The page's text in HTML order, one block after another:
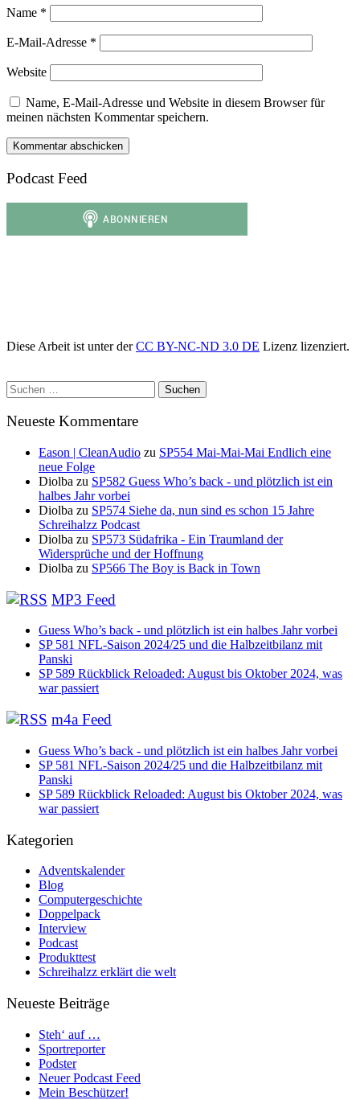
Name *
E-Mail-Adresse *
Website
Name, E-Mail-Adresse und Website in diesem Browser für
meinen nächsten Kommentar speichern.
Podcast Feed
Diese Arbeit ist unter derCC BY-NC-ND 3.0 DE Lizenz lizenziert.
Suchen
nach:
Neueste Kommentare
Eason | CleanAudio zu SP554 Mai-Mai-Mai Endlich eine
neue Folge
Diolba zu SP582 Guess Who’s back - und plötzlich ist ein
halbes Jahr vorbei
Diolba zu SP574 Siehe da, nun sind es schon 15 Jahre
Schreihalzz Podcast
Diolba zu SP573 Südafrika - Ein Traumland der
Widersprüche und der Hoffnung
Diolba zu SP566 The Boy is Back in Town
MP3 Feed
Guess Who’s back - und plötzlich ist ein halbes Jahr vorbei
SP 581 NFL-Saison 2024/25 und die Halbzeitbilanz mit
Panski
SP 589 Rückblick Reloaded: August bis Oktober 2024, was
war passiert
m4a Feed
Guess Who’s back - und plötzlich ist ein halbes Jahr vorbei
SP 581 NFL-Saison 2024/25 und die Halbzeitbilanz mit
Panski
SP 589 Rückblick Reloaded: August bis Oktober 2024, was
war passiert
Kategorien
Adventskalender
Blog
Computergeschichte
Doppelpack
Interview
Podcast
Produkttest
Schreihalzz erklärt die welt
Neueste Beiträge
Steh‘ auf …
Sportreporter
Podster
Neuer Podcast Feed
Mein Beschützer!